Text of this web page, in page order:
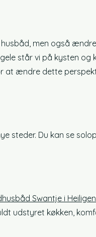
men også
e står vi på kysten og
at ændre dette
steder. Du kan se
Swantje i
udstyret køkken,